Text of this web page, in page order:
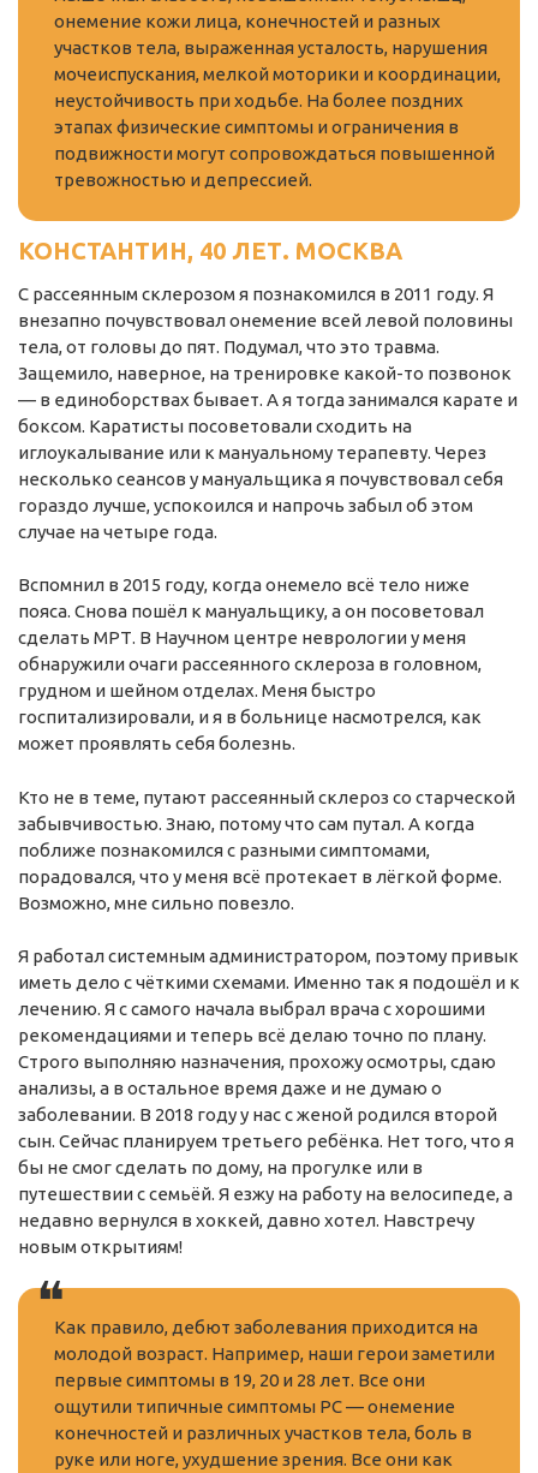
онемение кожи лица, конечностей и разных
участков тела, выраженная усталость, нарушения
мочеиспускания, мелкой моторики и координации,
неустойчивость при ходьбе. На более поздних
этапах физические симптомы и ограничения в
подвижности могут сопровождаться повышенной
тревожностью и депрессией.
КОНСТАНТИН, 40 ЛЕТ. МОСКВА
С рассеянным склерозом я познакомился в 2011 году. Я
внезапно почувствовал онемение всей левой половины
тела, от головы до пят. Подумал, что это травма.
Защемило, наверное, на тренировке какой-то позвонок
— в единоборствах бывает. А я тогда занимался карате и
боксом. Каратисты посоветовали сходить на
иглоукалывание или к мануальному терапевту. Через
несколько сеансов у мануальщика я почувствовал себя
гораздо лучше, успокоился и напрочь забыл об этом
случае на четыре года.
Вспомнил в 2015 году, когда онемело всё тело ниже
пояса. Снова пошёл к мануальщику, а он посоветовал
сделать МРТ. В Научном центре неврологии у меня
обнаружили очаги рассеянного склероза в головном,
грудном и шейном отделах. Меня быстро
госпитализировали, и я в больнице насмотрелся, как
может проявлять себя болезнь.
Кто не в теме, путают рассеянный склероз со старческой
забывчивостью. Знаю, потому что сам путал. А когда
поближе познакомился с разными симптомами,
порадовался, что у меня всё протекает в лёгкой форме.
Возможно, мне сильно повезло.
Я работал системным администратором, поэтому привык
иметь дело с чёткими схемами. Именно так я подошёл и к
лечению. Я с самого начала выбрал врача с хорошими
рекомендациями и теперь всё делаю точно по плану.
Строго выполняю назначения, прохожу осмотры, сдаю
анализы, а в остальное время даже и не думаю о
заболевании. В 2018 году у нас с женой родился второй
сын. Сейчас планируем третьего ребёнка. Нет того, что я
бы не смог сделать по дому, на прогулке или в
путешествии с семьёй. Я езжу на работу на велосипеде, а
недавно вернулся в хоккей, давно хотел. Навстречу
новым открытиям!
Как правило, дебют заболевания приходится на
молодой возраст. Например, наши герои заметили
первые симптомы в 19, 20 и 28 лет. Все они
ощутили типичные симптомы РС — онемение
конечностей и различных участков тела, боль в
руке или ноге, ухудшение зрения. Все они как